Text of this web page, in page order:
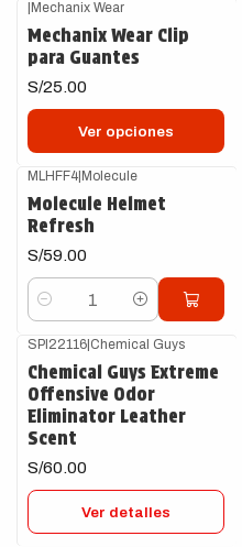
|Mechanix Wear
Mechanix Wear Clip
para Guantes
S/25.00
Ver opciones
MLHFF4|Molecule
Molecule Helmet
Refresh
S/59.00
Cantidad
SPI22116|Chemical Guys
Chemical Guys Extreme
Offensive Odor
Eliminator Leather
Scent
S/60.00
Ver detalles